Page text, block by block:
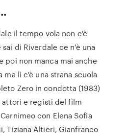
il tempo vola non c'è
di Riverdale ce n'è una
poi non manca mai anche
ma lì c'è una strana scuola
Zero in condotta (1983)
attori e registi del film
con Elena Sofia
Tiziana Altieri, Gianfranco